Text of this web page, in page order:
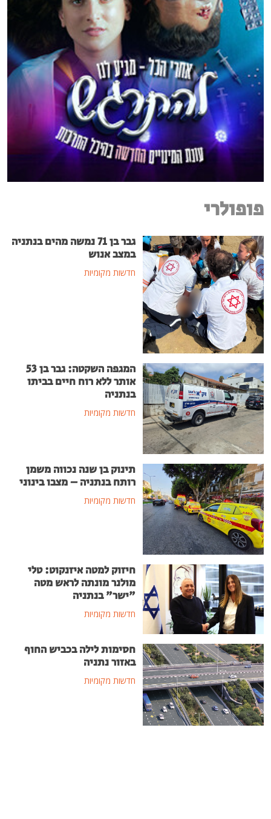
פופולרי
גבר בן 71 נמשה מהים בנתניה
במצב אנוש
חדשות מקומיות
המגפה השקטה: גבר בן 53
אותר ללא רוח חיים בביתו
בנתניה
חדשות מקומיות
תינוק בן שנה נכווה משמן
רותח בנתניה – מצבו בינוני
חדשות מקומיות
חיזוק למטה איזנקוט: טלי
מולנר מונתה לראש מטה
"ישר" בנתניה
חדשות מקומיות
חסימות לילה בכביש החוף
באזור נתניה
חדשות מקומיות